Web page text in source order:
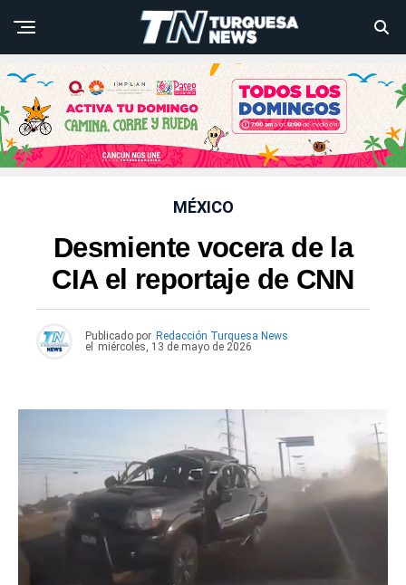
MÉXICO
Desmiente vocera de la
CIA el reportaje de CNN
Publicado por Redacción Turquesa News
el
miércoles, 13 de mayo de 2026